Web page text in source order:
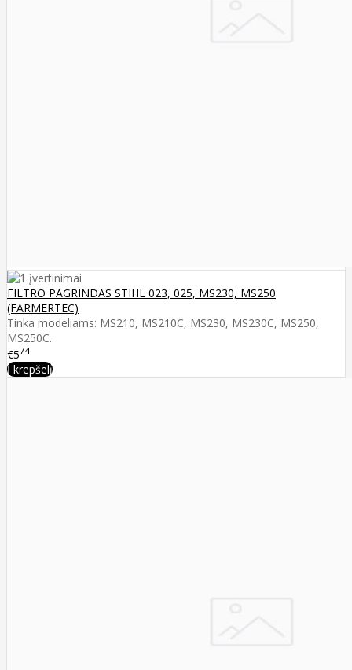
FILTRO PAGRINDAS STIHL 023, 025, MS230, MS250
(FARMERTEC)
Tinka modeliams: MS210, MS210C, MS230, MS230C, MS250,
MS250C..
€574
Į krepšelį